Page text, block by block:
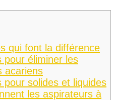
qui font la différence
pour éliminer les
acariens
pour solides et liquides
les aspirateurs à